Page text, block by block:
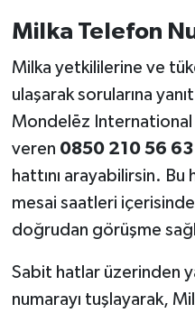
Milka Telefon
Milka yetkililerine ve
ulaşarak sorularına
Mondelēz International
veren 0850 210 56 63
hattını arayabilirsin.
mesai saatleri
doğrudan görüşme
Sabit hatlar üzerinden
numarayı tuşlayarak,